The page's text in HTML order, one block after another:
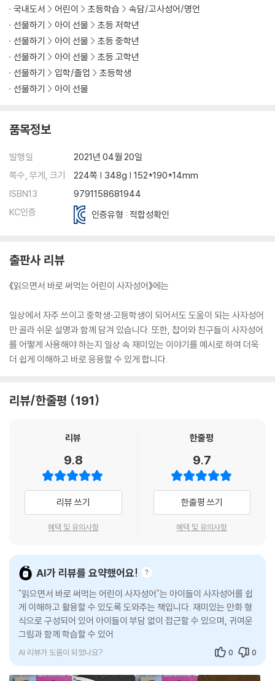
〈ㅌ/ㅍ/ㅎ〉
91 호가호위
93 호언장담
94 호연지기
95 혼연일체
97 회자정리
98 횡설수설
99 후안무치
국내도서
어린이 초등학습
속담/고사성어/명언
선물하기
아이 선물
초등 저학년
선물하기
아이 선물
초등 중학년
선물하기
아이 선물
초등 고학년
선물하기
입학/졸업
초등학생
선물하기
아이 선물
품목정보
발행일
2021년 04월 20일
쪽수, 무게, 크기
224쪽 | 348g | 152*190*14mm
ISBN13
9791158681944
KC인증
인증유형 : 적합성확인
출판사 리뷰
《읽으면서 바로 써먹는 어린이 사자성어》에는
일상에서 자주 쓰이고 중학생·고등학생이 되어서도 도움이 되는 사자성어
만 골라 쉬운 설명과 함께 담겨 있습니다. 또한, 찹이와 친구들이 사자성어
를 어떻게 사용해야 하는지 일상 속 재미있는 이야기를 예시로 하여 더욱
더 쉽게 이해하고 바로 응용할 수 있게 합니다.
리뷰/한줄평 191
리뷰
9.8
리뷰 쓰기
혜택 및 유의사항
한줄평
9.7
한줄평 쓰기
혜택 및 유의사항
AI가 리뷰를 요약했어요!
"읽으면서 바로 써먹는 어린이 사자성어"는 아이들이 사자성어를 쉽
게 이해하고 활용할 수 있도록 도와주는 책입니다. 재미있는 만화 형
식으로 구성되어 있어 아이들이 부담 없이 접근할 수 있으며, 귀여운
그림과 함께 학습할 수 있어 즐겁습니다. 초등 저학년부터 유치원생
까지 추천할 만
AI 리뷰가 도움이 되었나요? 0 0